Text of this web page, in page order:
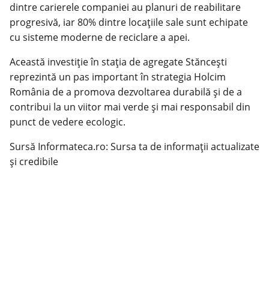
dintre carierele companiei au planuri de reabilitare
progresivă, iar 80% dintre locațiile sale sunt echipate
cu sisteme moderne de reciclare a apei.
Această investiție în stația de agregate Stăncești
reprezintă un pas important în strategia Holcim
România de a promova dezvoltarea durabilă și de a
contribui la un viitor mai verde și mai responsabil din
punct de vedere ecologic.
Sursă Informateca.ro: Sursa ta de informații actualizate
și credibile